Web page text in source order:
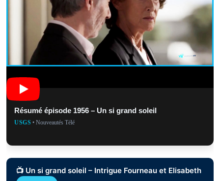
Résumé épisode 1956 – Un si grand soleil
USGS • Nouveautés Télé
📺 Un si grand soleil – Intrigue Fourneau et Elisabeth